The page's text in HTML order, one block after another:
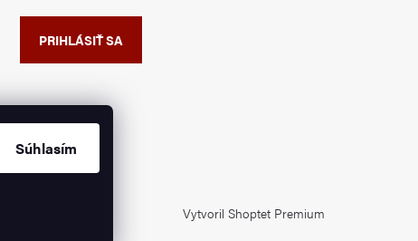
Súhlasím
PRIHLÁSIŤ SA
Vytvoril Shoptet Premium